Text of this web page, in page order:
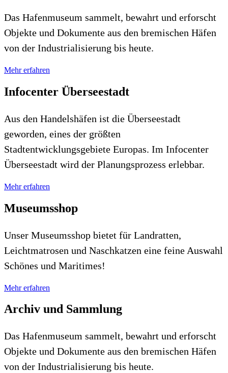
Das Hafenmuseum sammelt, bewahrt und erforscht
Objekte und Dokumente aus den bremischen Häfen
von der Industrialisierung bis heute.
Mehr erfahren
Infocenter Überseestadt
Aus den Handelshäfen ist die Überseestadt
geworden, eines der größten
Stadtentwicklungsgebiete Europas. Im Infocenter
Überseestadt wird der Planungsprozess erlebbar.
Mehr erfahren
Museumsshop
Unser Museumsshop bietet für Landratten,
Leichtmatrosen und Naschkatzen eine feine Auswahl
Schönes und Maritimes!
Mehr erfahren
Archiv und Sammlung
Das Hafenmuseum sammelt, bewahrt und erforscht
Objekte und Dokumente aus den bremischen Häfen
von der Industrialisierung bis heute.